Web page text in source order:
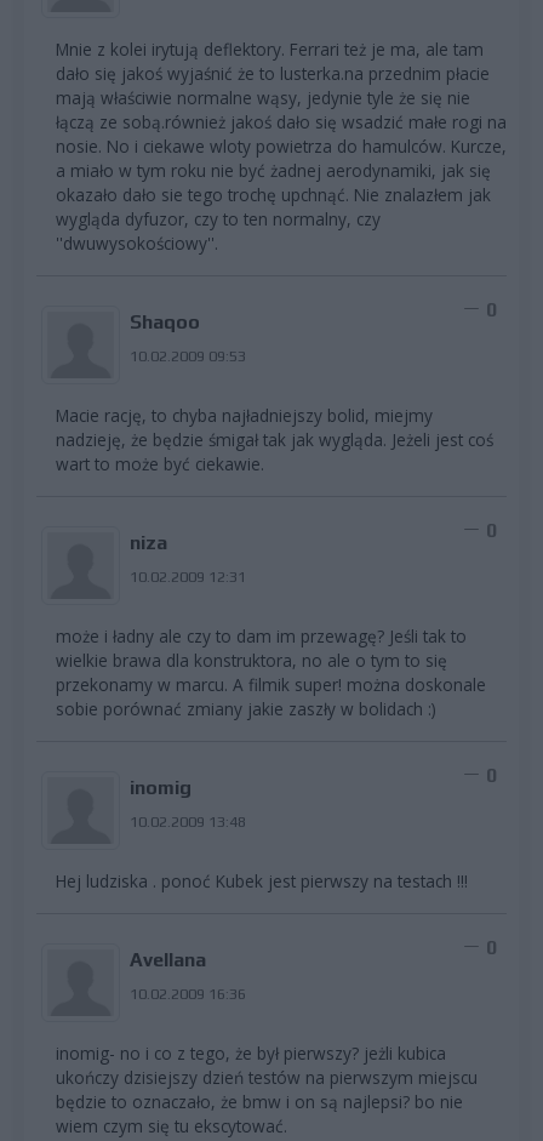
Mnie z kolei irytują deflektory. Ferrari też je ma, ale tam
dało się jakoś wyjaśnić że to lusterka.na przednim płacie
mają właściwie normalne wąsy, jedynie tyle że się nie
łączą ze sobą.również jakoś dało się wsadzić małe rogi na
nosie. No i ciekawe wloty powietrza do hamulców. Kurcze,
a miało w tym roku nie być żadnej aerodynamiki, jak się
okazało dało sie tego trochę upchnąć. Nie znalazłem jak
wygląda dyfuzor, czy to ten normalny, czy
''dwuwysokościowy''.
Shaqoo
10.02.2009 09:53
0
Macie rację, to chyba najładniejszy bolid, miejmy
nadzieję, że będzie śmigał tak jak wygląda. Jeżeli jest coś
wart to może być ciekawie.
niza
10.02.2009 12:31
0
może i ładny ale czy to dam im przewagę? Jeśli tak to
wielkie brawa dla konstruktora, no ale o tym to się
przekonamy w marcu. A filmik super! można doskonale
sobie porównać zmiany jakie zaszły w bolidach :)
inomig
10.02.2009 13:48
0
Hej ludziska . ponoć Kubek jest pierwszy na testach !!!
Avellana
10.02.2009 16:36
0
inomig- no i co z tego, że był pierwszy? jeżli kubica
ukończy dzisiejszy dzień testów na pierwszym miejscu
będzie to oznaczało, że bmw i on są najlepsi? bo nie
wiem czym się tu ekscytować.